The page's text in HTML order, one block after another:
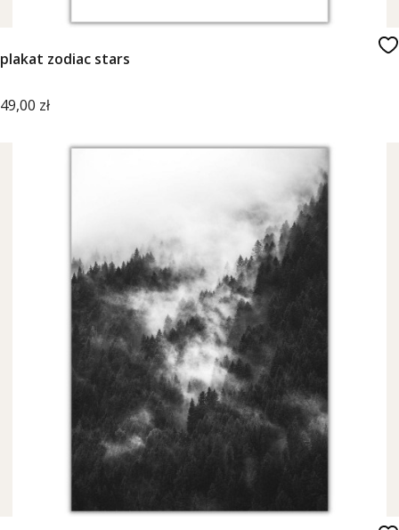
plakat zodiac stars
Cena
49,00 zł